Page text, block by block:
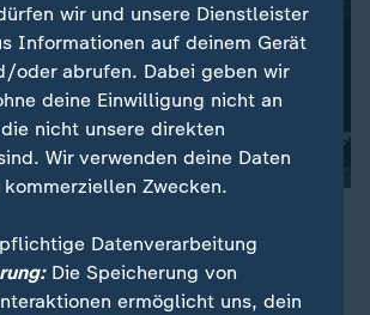
Wendl und Tobias Arlt haben die
Das Duo raste bei den
drei und musste sich Italien sowie
geben.
wir und unsere Dienstleister
Informationen auf deinem Gerät
oder abrufen. Dabei geben wir
deine Einwilligung nicht an
nicht unsere direkten
Wir verwenden deine Daten
Zwecken.
Datenverarbeitung
Die Speicherung von
ermöglicht uns, dein